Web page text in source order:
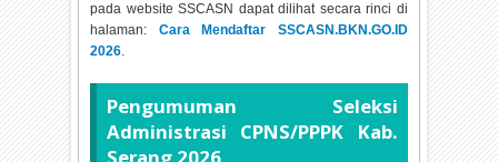
pada website SSCASN dapat dilihat secara rinci di
halaman: Cara Mendaftar SSCASN.BKN.GO.ID
2026.
Pengumuman Seleksi
Administrasi CPNS/PPPK Kab.
Serang 2026